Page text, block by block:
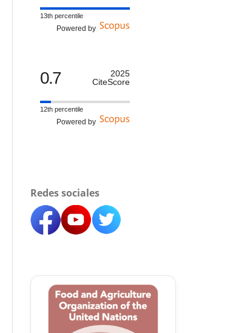
13th percentile
Powered by
0.7
2025
CiteScore
12th percentile
Powered by
Redes sociales